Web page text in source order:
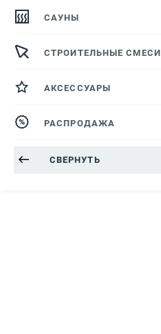
САУНЫ
СТРОИТЕЛЬНЫЕ СМЕСИ
АКСЕССУАРЫ
РАСПРОДАЖА
СВЕРНУТЬ